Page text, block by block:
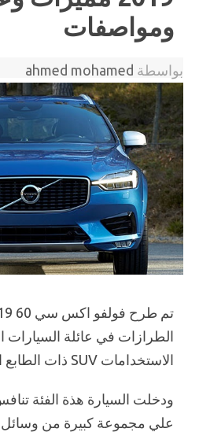
ومواصفات
بواسطة ahmed mohamed
الطرازات في عائلة السيارات
الاستخدامات SUV ذات الطابع الفاخر،
ودخلت السيارة هذة الفئة
علي مجموعة كبيرة من وسائل